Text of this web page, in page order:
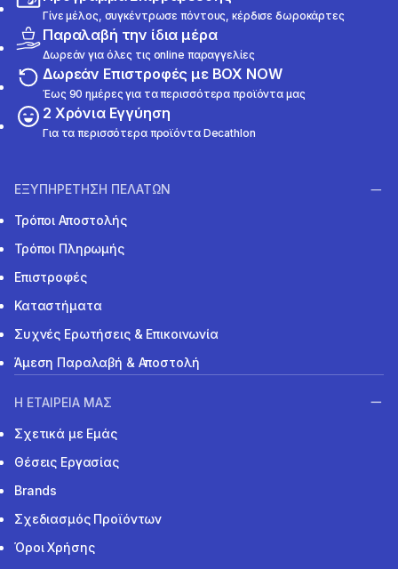
Γίνε μέλος, συγκέντρωσε πόντους, κέρδισε δωροκάρτες
Παραλαβή την ίδια μέρα
Δωρεάν για όλες τις online παραγγελίες
Δωρεάν Επιστροφές με BOX NOW
Έως 90 ημέρες για τα περισσότερα προϊόντα μας
2 Χρόνια Εγγύηση
Για τα περισσότερα προϊόντα Decathlon
ΕΞΥΠΗΡΕΤΗΣΗ ΠΕΛΑΤΩΝ
Τρόποι Αποστολής
Τρόποι Πληρωμής
Επιστροφές
Καταστήματα
Συχνές Ερωτήσεις & Επικοινωνία
Άμεση Παραλαβή & Αποστολή
Η ΕΤΑΙΡΕΙΑ ΜΑΣ
Σχετικά με Εμάς
Θέσεις Εργασίας
Brands
Σχεδιασμός Προϊόντων
Όροι Χρήσης